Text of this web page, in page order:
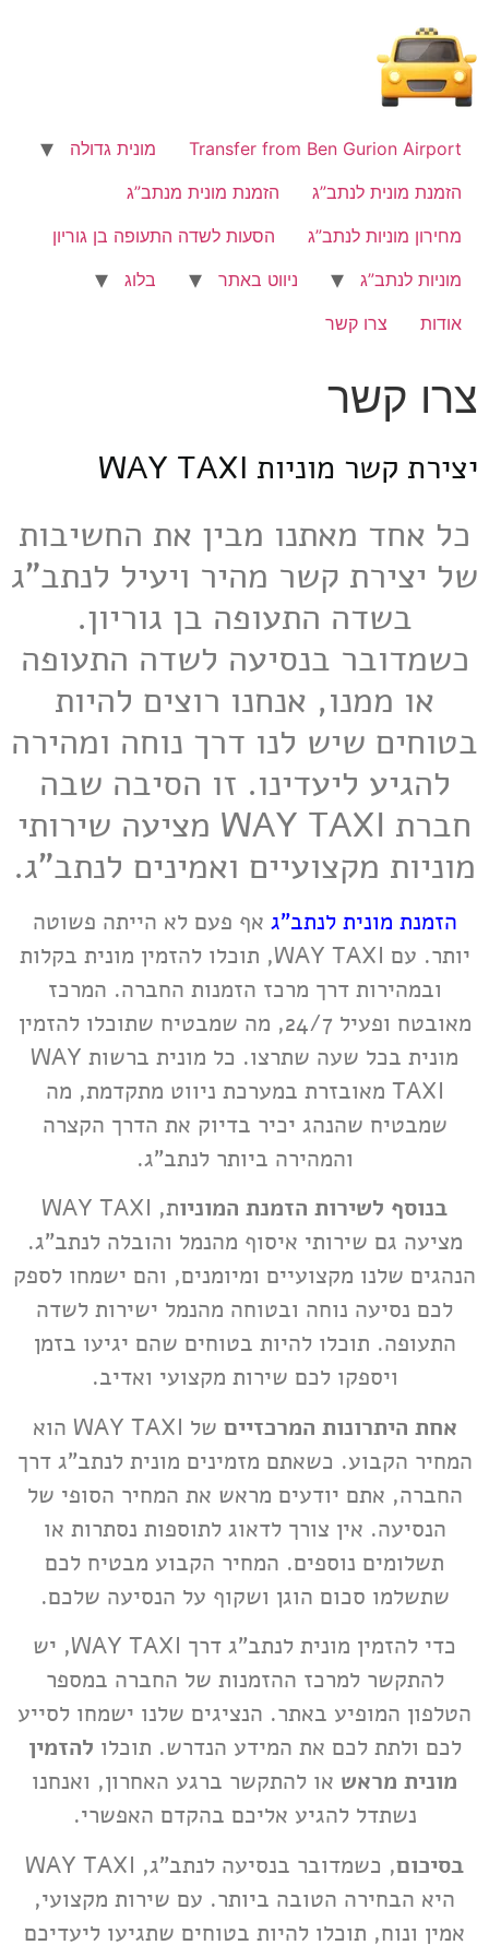
Transfer from Ben Gurion Airport
מונית גדולה
הזמנת מונית לנתב”ג
הזמנת מונית מנתב”ג
מחירון מוניות לנתב”ג
הסעות לשדה התעופה בן גוריון
מוניות לנתב”ג
ניווט באתר
בלוג
אודות
צרו קשר
צרו קשר
יצירת קשר מוניות WAY TAXI
כל אחד מאתנו מבין את החשיבות
של יצירת קשר מהיר ויעיל לנתב"ג
בשדה התעופה בן גוריון.
כשמדובר בנסיעה לשדה התעופה
או ממנו, אנחנו רוצים להיות
בטוחים שיש לנו דרך נוחה ומהירה
להגיע ליעדינו. זו הסיבה שבה
חברת WAY TAXI מציעה שירותי
מוניות מקצועיים ואמינים לנתב"ג.
הזמנת מונית לנתב"ג אף פעם לא הייתה פשוטה
יותר. עם WAY TAXI, תוכלו להזמין מונית בקלות
ובמהירות דרך מרכז הזמנות החברה. המרכז
מאובטח ופעיל 24/7, מה שמבטיח שתוכלו להזמין
מונית בכל שעה שתרצו. כל מונית ברשות WAY
TAXI מאובזרת במערכת ניווט מתקדמת, מה
שמבטיח שהנהג יכיר בדיוק את הדרך הקצרה
והמהירה ביותר לנתב"ג.
בנוסף לשירות הזמנת המוניו
ת, WAY TAXI
מציעה גם שירותי איסוף מהנמל והובלה לנתב"ג.
הנהגים שלנו מקצועיים ומיומנים, והם ישמחו לספק
לכם נסיעה נוחה ובטוחה מהנמל ישירות לשדה
התעופה. תוכלו להיות בטוחים שהם יגיעו בזמן
ויספקו לכם שירות מקצועי ואדיב.
אחת היתרונות המרכזיים
של WAY TAXI הוא
המחיר הקבוע. כשאתם מזמינים מונית לנתב"ג דרך
החברה, אתם יודעים מראש את המחיר הסופי של
הנסיעה. אין צורך לדאוג לתוספות נסתרות או
תשלומים נוספים. המחיר הקבוע מבטיח לכם
שתשלמו סכום הוגן ושקוף על הנסיעה שלכם.
כדי להזמין מונית לנתב"ג דרך WAY TAXI, יש
להתקשר למרכז ההזמנות של החברה במספר
הטלפון המופיע באתר. הנציגים שלנו ישמחו לסייע
לכם ולתת לכם את המידע הנדרש. תוכלו להזמין
מונית מראש או להתקשר ברגע האחרון, ואנחנו
נשתדל להגיע אליכם בהקדם האפשרי.
בסיכום
, כשמדובר בנסיעה לנתב"ג, WAY TAXI
היא הבחירה הטובה ביותר. עם שירות מקצועי,
אמין ונוח, תוכלו להיות בטוחים שתגיעו ליעדיכם